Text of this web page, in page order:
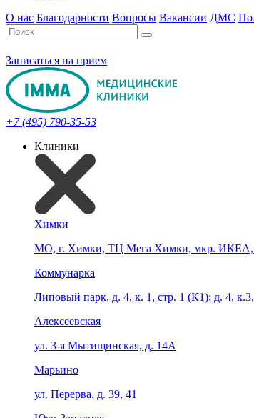
О нас Благодарности Вопросы Вакансии ДМС
Записаться на прием
+7 (495) 790-35-53
Клиники
Химки
МО, г. Химки, ТЦ Мега Химки, мкр. ИКЕА,
Коммунарка
Липовый парк, д. 4, к. 1, стр. 1 (К1); д. 4,
Алексеевская
ул. 3-я Мытищинская, д. 14А
Марьино
ул. Перерва, д. 39, 41